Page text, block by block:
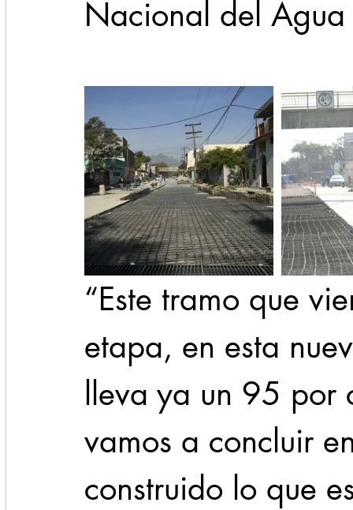
Nacional del Agua
“Este tramo que
etapa, en esta
lleva ya un 95 por
vamos a concluir
construido lo que